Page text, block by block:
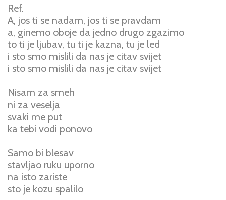
Ref.
A, jos ti se nadam, jos ti se pravdam
a, ginemo oboje da jedno drugo zgazimo
to ti je ljubav, tu ti je kazna, tu je led
i sto smo mislili da nas je citav svijet
i sto smo mislili da nas je citav svijet
Nisam za smeh
ni za veselja
svaki me put
ka tebi vodi ponovo
Samo bi blesav
stavljao ruku uporno
na isto zariste
sto je kozu spalilo